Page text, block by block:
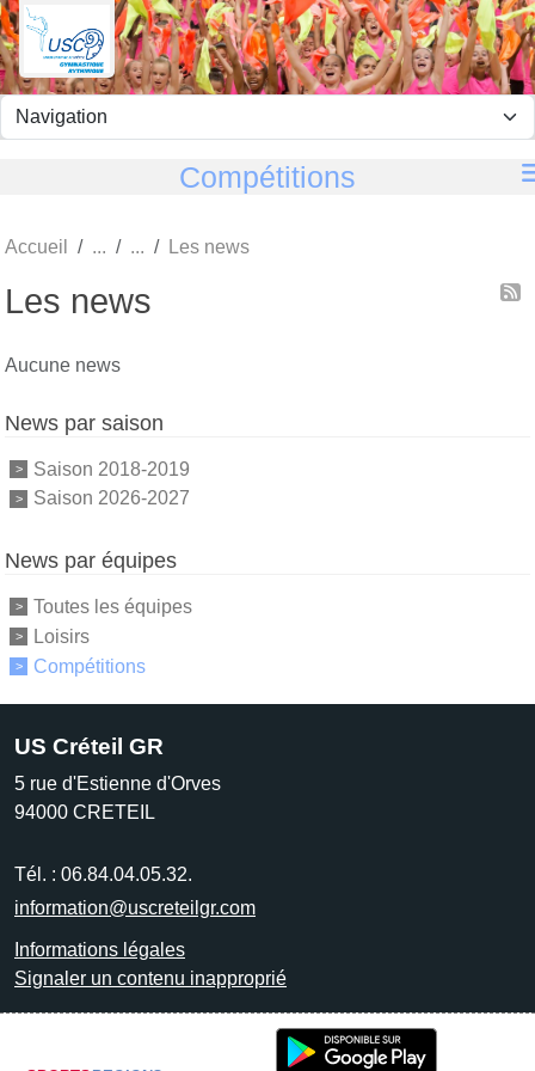
Compétitions
Accueil Les news
Les news
Aucune news
News par saison
Saison 2018-2019
Saison 2026-2027
News par équipes
Toutes les équipes
Loisirs
Compétitions
US Créteil GR
5 rue d'Estienne d'Orves
94000 CRETEIL
Tél. : 06.84.04.05.32.
information@uscreteilgr.com
Informations légales
Signaler un contenu inapproprié
Panneau de gestion des cookies